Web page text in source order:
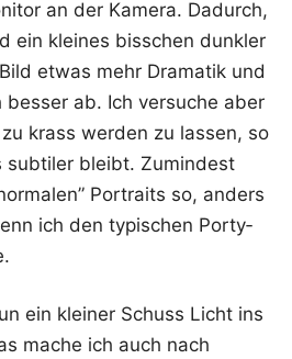
an der Kame­ra. Dadurch,
ein klei­nes biss­chen dunk­ler
etwas mehr Dra­ma­tik und
ab. Ich ver­su­che aber
krass wer­den zu las­sen, so
sub­ti­ler bleibt. Zumin­dest
Por­traits so, anders
ich den typi­schen Por­ty­
ein klei­ner Schuss Licht ins
mache ich auch nach